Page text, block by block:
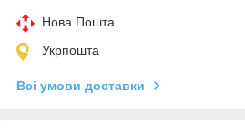
Нова Пошта
Укрпошта
Всі умови доставки